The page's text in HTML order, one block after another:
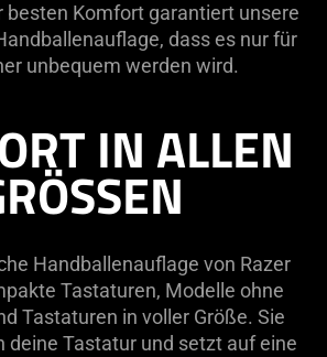
Komfort garantiert unsere
dass es nur für
unbequem werden wird.
IN ALLEN
Handballenauflage von Razer
Tastaturen, Modelle ohne
Tastaturen in voller Größe. Sie
deine Tastatur und setzt auf eine